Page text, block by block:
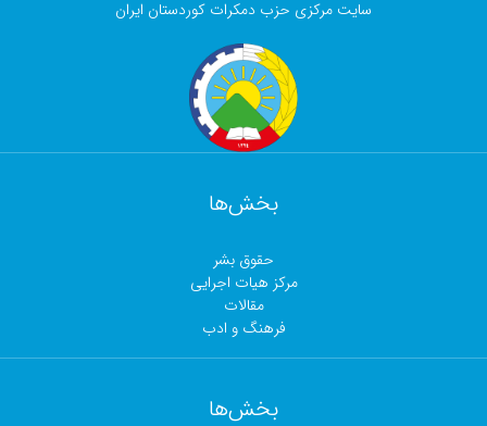
سایت مرکزی حزب دمکرات کوردستان ایران
بخش‌ها
حقوق بشر
مرکز هیات اجرایی
مقالات
فرهنگ و ادب
بخش‌ها